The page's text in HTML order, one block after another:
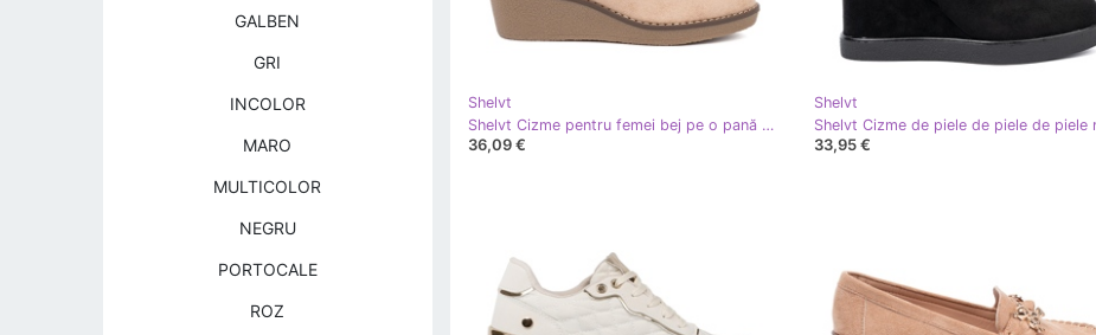
Shelvt
Shelvt Cizme pentru femei bej pe o pană confortabilă și joasă
36,09 €
Shelvt
33,95 €
GALBEN
GRI
INCOLOR
MARO
MULTICOLOR
NEGRU
PORTOCALE
ROZ